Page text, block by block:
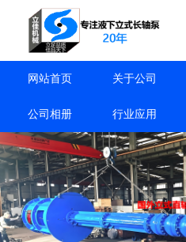
网站首页 关于公司
公司相册 行业应用